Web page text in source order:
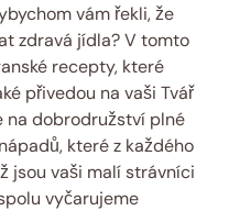
vám řekli, že
zdravá jídla? V tomto
recepty, které
přivedou na vaši Tvář
na dobrodružství plné
které z každého
jsou vaši malí strávníci
vyčarujeme